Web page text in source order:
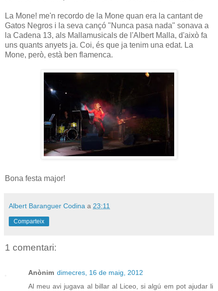
La Mone! me'n recordo de la Mone quan era la cantant de
Gatos Negros i la seva cançó "Nunca pasa nada" sonava a
la Cadena 13, als Mallamusicals de l'Albert Malla, d'això fa
uns quants anyets ja. Coi, és que ja tenim una edat. La
Mone, però, està ben flamenca.
Bona festa major!
Albert Baranguer Codina a 23:11
Comparteix
1 comentari:
Anònim dimecres, 16 de maig, 2012
Al meu avi jugava al billar al Liceo, si algú em pot ajudar li